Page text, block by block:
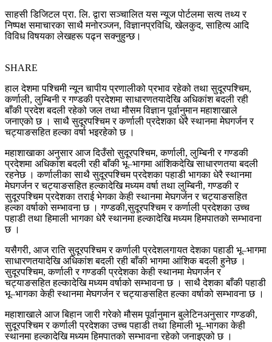
साहसी डिजिटल प्रा. लि. द्वारा सञ्चालित यस न्यूज पोर्टलमा सत्य तथ्य र
निष्पक्ष समाचारका साथै मनोरञ्जन, विज्ञानप्रविधि, खेलकुद, साहित्य आदि
विविध विषयका लेखहरू पढ्न सक्नुहुन्छ।
SHARE
हाल देशमा पश्चिमी न्यून चापीय प्रणालीको प्रभाव रहेको तथा सुदूरपश्चिम,
कर्णाली, लुम्बिनी र गण्डकी प्रदेशमा साधारणतयादेखि अधिकांश बदली रही
बाँकी प्रदेश बदली रहेको जल तथा मौसम विज्ञान पूर्वानुमान महाशाखाले
जनाएको छ । साथै सुदूरपश्चिम र कर्णाली प्रदेशका धेरै स्थानमा मेघगर्जन र
चट्याङसहित हल्का वर्षा भइरहेको छ ।
महाशाखाका अनुसार आज दिउँसो सुदूरपश्चिम, कर्णाली, लुम्बिनी र गण्डकी
प्रदेशमा अधिकांश बदली रही बाँकी भू–भागमा आंशिकदेखि साधारणतया बदली
रहनेछ । कर्णालीका साथै सुदूरपश्चिम प्रदेशका पहाडी भागका धेरै स्थानमा
मेघगर्जन र चट्याङसहित हल्कादेखि मध्यम वर्षा तथा लुम्बिनी, गण्डकी र
सुदूरपश्चिम प्रदेशका तराई भेगका केही स्थानमा मेघगर्जन र चट्याङसहित
हल्का वर्षाको सम्भावना छ । गण्डकी,सुदूरपश्चिम र कर्णाली प्रदेशका उच्च
पहाडी तथा हिमाली भागका धेरै स्थानमा हल्कादेखि मध्यम हिमपातको सम्भावना
छ ।
यसैगरी, आज राति सुदूरपश्चिम र कर्णाली प्रदेशलगायत देशका पहाडी भू–भागमा
साधारणतयादेखि अधिकांश बदली रही बाँकी भागमा आंशिक बदली हुनेछ ।
सुदूरपश्चिम, कर्णाली र गण्डकी प्रदेशका केही स्थानमा मेघगर्जन र
चट्याङसहित हल्कादेखि मध्यम वर्षाको सम्भावना छ । साथै देशका बाँकी पहाडी
भू–भागका केही स्थानमा मेघगर्जन र चट्याङसहित हल्का वर्षाको सम्भावना छ ।
महाशाखाले आज बिहान जारी गरेको मौसम पूर्वानुमान बुलेटिनअनुसार गण्डकी,
सुदूरपश्चिम र कर्णाली प्रदेशका उच्च पहाडी तथा हिमाली भू–भागका केही
स्थानमा हल्कादेखि मध्यम हिमपातको सम्भावना रहेको जनाइएको छ ।